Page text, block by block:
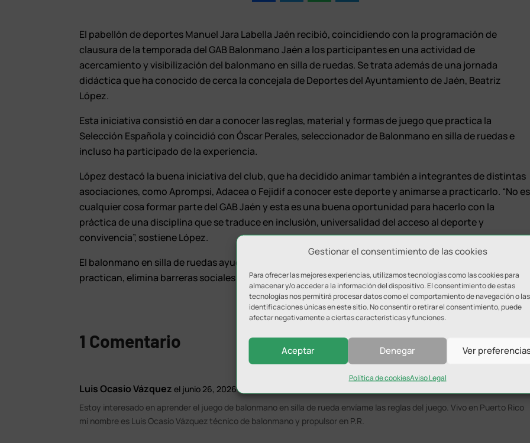
Gestionar el consentimiento de las cookies
Para ofrecer las mejores experiencias, utilizamos tecnologías como las cookies para
almacenar y/o acceder a la información del dispositivo. El consentimiento de estas
tecnologías nos permitirá procesar datos como el comportamiento de navegación o las
identificaciones únicas en este sitio. No consentir o retirar el consentimiento, puede
afectar negativamente a ciertas características y funciones.
Aceptar Denegar Ver
Política de cookiesAviso Legal
El pabellón de deportes Manuel Jara Labella Jaén recibió, coincidiendo con la programación de
clausura de la temporada del GAB Balonmano Jaén a los participantes en una actividad de
acercamiento y visibilización del balonmano en silla de ruedas. Se trata además de una jornada
didáctica que ha conocido de cerca la concejala de Deportes del Ayuntamiento de Jaén, Beatriz
López.
Esta iniciativa consistió en dar a conocer las reglas, material y formas de juego que practica la
Selección Española y coincidió con Óscar Perales, seleccionador de Balonmano en silla de ruedas e
incluso ha participado de la experiencia.
López destacó la buena iniciativa del club, que ha decidido animar también a integrantes de distintas
asociaciones, como Aprompsi, Adacea o Fejidif a conocer este deporte y animarse a practicarlo. “No es
cualquier cosa formar parte del GAB Jaén y esta es una buena oportunidad para hacerlo con la
práctica de una disciplina que se traduce en inclusión, universalidad del acceso al deporte y
convivencia”, sostiene López.
El balonmano en silla de ruedas ayuda a la mejora de la movilidad funcional de las personas que lo
practican, elimina barreras sociales y fomenta la autonomía personal.
1 Comentario
Luis Ocasio Vázquez el junio 26, 2026 a las 19:56
Estoy interesado en aprender el juego de balonmano en silla de rueda envíame las reglas del juego. Vivo en Puerto Rico
mi nombre es Luis Ocasio Vázquez técnico de balonmano y propulsor en P.R.